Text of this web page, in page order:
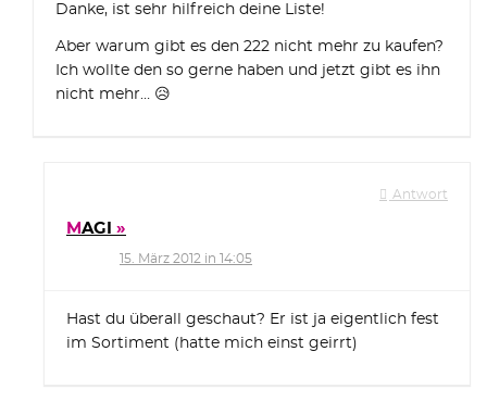
Danke, ist sehr hilfreich deine Liste!
Aber warum gibt es den 222 nicht mehr zu kaufen?
Ich wollte den so gerne haben und jetzt gibt es ihn
nicht mehr… 😥
Antwort
MAGI
15. März 2012 in 14:05
Hast du überall geschaut? Er ist ja eigentlich fest
im Sortiment (hatte mich einst geirrt)